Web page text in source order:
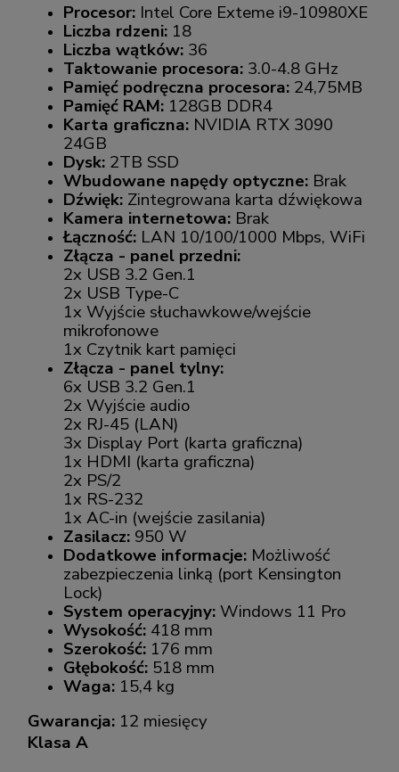
Procesor: Intel Core Exteme i9-10980XE
Liczba rdzeni: 18
Liczba wątków: 36
Taktowanie procesora: 3.0-4.8 GHz
Pamięć podręczna procesora: 24,75MB
Pamięć RAM: 128GB DDR4
Karta graficzna: NVIDIA RTX 3090
24GB
Dysk: 2TB SSD
Wbudowane napędy optyczne: Brak
Dźwięk: Zintegrowana karta dźwiękowa
Kamera internetowa: Brak
Łączność: LAN 10/100/1000 Mbps, WiFi
Złącza - panel przedni:
2x USB 3.2 Gen.1
2x USB Type-C
1x Wyjście słuchawkowe/wejście
mikrofonowe
1x Czytnik kart pamięci
Złącza - panel tylny:
6x USB 3.2 Gen.1
2x Wyjście audio
2x RJ-45 (LAN)
3x Display Port (karta graficzna)
1x HDMI (karta graficzna)
2x PS/2
1x RS-232
1x AC-in (wejście zasilania)
Zasilacz: 950 W
Dodatkowe informacje: Możliwość
zabezpieczenia linką (port Kensington
Lock)
System operacyjny:Windows 11 Pro
Wysokość: 418 mm
Szerokość: 176 mm
Głębokość: 518 mm
Waga: 15,4 kg
Gwarancja: 12 miesięcy
Klasa A